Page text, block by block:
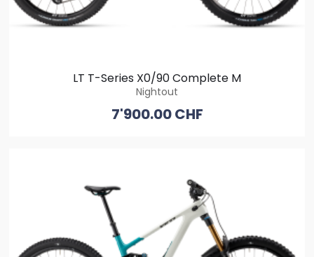
LT T-Series X0/90 Complete M
Nightout
7'900.00 CHF